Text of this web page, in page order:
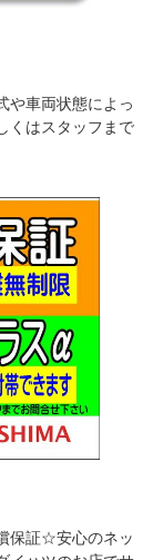
車両状態によっ
くはスタッフまで
保証☆安心のネッ